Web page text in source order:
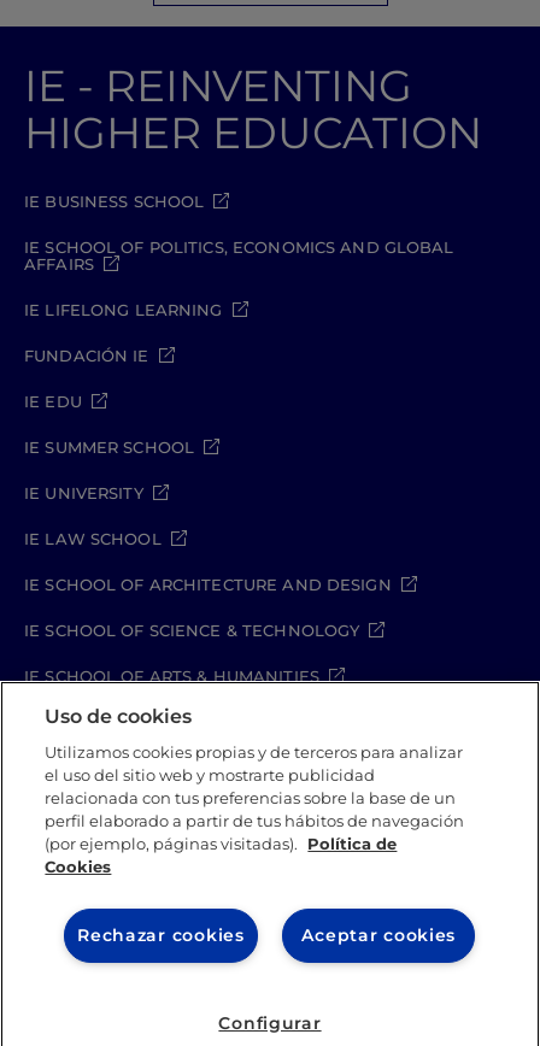
IE - REINVENTING
HIGHER EDUCATION
IE BUSINESS SCHOOL
IE SCHOOL OF POLITICS, ECONOMICS AND GLOBAL
AFFAIRS
IE LIFELONG LEARNING
FUNDACIÓN IE
IE EDU
IE SUMMER SCHOOL
IE UNIVERSITY
IE LAW SCHOOL
IE SCHOOL OF ARCHITECTURE AND DESIGN
IE SCHOOL OF SCIENCE & TECHNOLOGY
IE SCHOOL OF ARTS & HUMANITIES
Aviso legal
Política de Privacidad
Política de Cookies
Política de seguridad
Student Academic Standards
Canal Compliance
IE University 2026
Uso de cookies
Utilizamos cookies propias y de terceros para analizar
el uso del sitio web y mostrarte publicidad
relacionada con tus preferencias sobre la base de un
perfil elaborado a partir de tus hábitos de navegación
(por ejemplo, páginas visitadas).
Política de
Cookies
Aceptar cookies
Rechazar cookies
Configurar